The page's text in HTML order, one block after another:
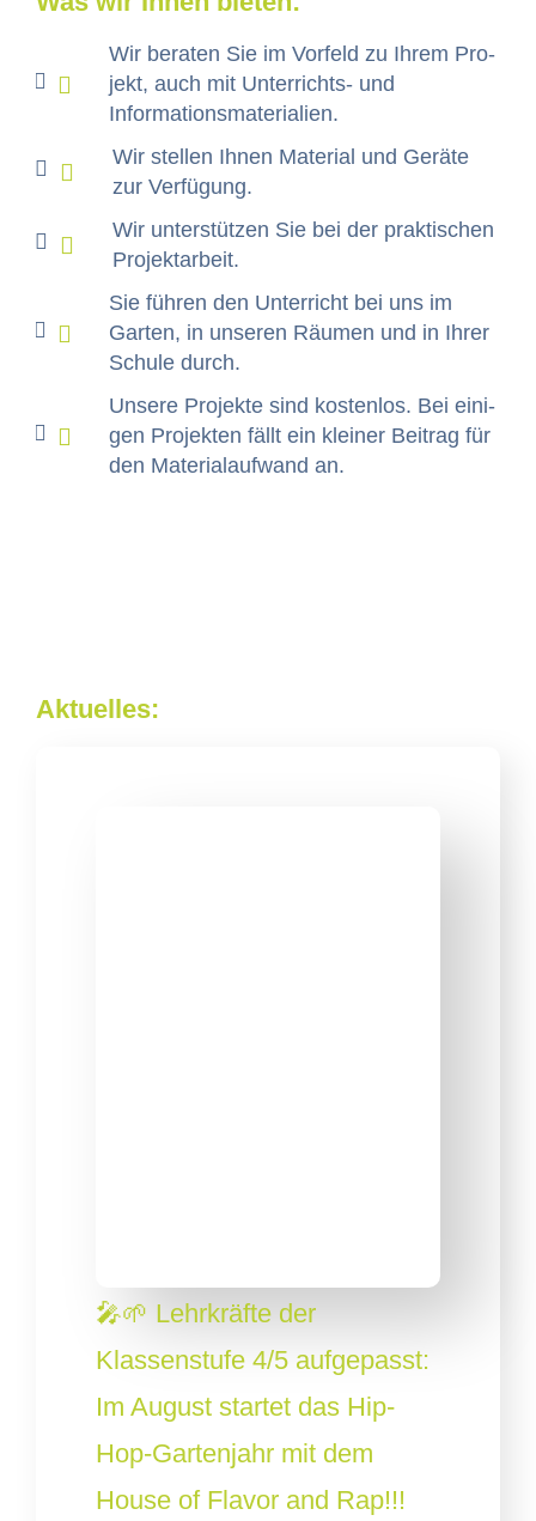
Wir berat­en Sie im Vor­feld zu Ihrem Pro­
jekt, auch mit Unter­richts- und
Informationsmaterialien.
Wir stellen Ihnen Mate­r­i­al und Geräte
zur Verfügung.
Wir unter­stützen Sie bei der prak­tis­chen
Projektarbeit.
Sie führen den Unter­richt bei uns im
Garten, in unseren Räu­men und in Ihrer
Schule durch.
Unsere Pro­jek­te sind kosten­los. Bei eini­
gen Pro­jek­ten fällt ein klein­er Beitrag für
den Mate­ri­alaufwand an.
Aktuelles:
🎤🌱 Lehrkräfte der
Klassenstufe 4/5 aufgepasst:
Im August startet das Hip-
Hop-Gartenjahr mit dem
House of Flavor and Rap!!!